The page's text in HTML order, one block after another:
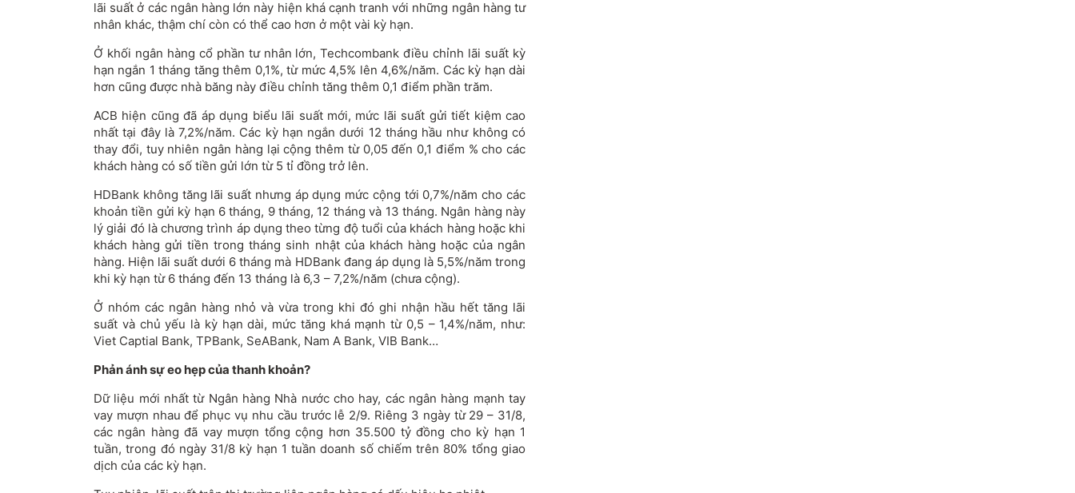
lãi suất ở các ngân hàng lớn này hiện khá cạnh tranh với những ngân hàng tư
nhân khác, thậm chí còn có thể cao hơn ở một vài kỳ hạn.
Ở khối ngân hàng cổ phần tư nhân lớn, Techcombank điều chỉnh lãi suất kỳ
hạn ngắn 1 tháng tăng thêm 0,1%, từ mức 4,5% lên 4,6%/năm. Các kỳ hạn dài
hơn cũng được nhà băng này điều chỉnh tăng thêm 0,1 điểm phần trăm.
ACB hiện cũng đã áp dụng biểu lãi suất mới, mức lãi suất gửi tiết kiệm cao
nhất tại đây là 7,2%/năm. Các kỳ hạn ngắn dưới 12 tháng hầu như không có
thay đổi, tuy nhiên ngân hàng lại cộng thêm từ 0,05 đến 0,1 điểm % cho các
khách hàng có số tiền gửi lớn từ 5 tỉ đồng trở lên.
HDBank không tăng lãi suất nhưng áp dụng mức cộng tới 0,7%/năm cho các
khoản tiền gửi kỳ hạn 6 tháng, 9 tháng, 12 tháng và 13 tháng. Ngân hàng này
lý giải đó là chương trình áp dụng theo từng độ tuổi của khách hàng hoặc khi
khách hàng gửi tiền trong tháng sinh nhật của khách hàng hoặc của ngân
hàng. Hiện lãi suất dưới 6 tháng mà HDBank đang áp dụng là 5,5%/năm trong
khi kỳ hạn từ 6 tháng đến 13 tháng là 6,3 – 7,2%/năm (chưa cộng).
Ở nhóm các ngân hàng nhỏ và vừa trong khi đó ghi nhận hầu hết tăng lãi
suất và chủ yếu là kỳ hạn dài, mức tăng khá mạnh từ 0,5 – 1,4%/năm, như:
Viet Captial Bank, TPBank, SeABank, Nam A Bank, VIB Bank…
Phản ánh sự eo hẹp của thanh khoản?
Dữ liệu mới nhất từ Ngân hàng Nhà nước cho hay, các ngân hàng mạnh tay
vay mượn nhau để phục vụ nhu cầu trước lễ 2/9. Riêng 3 ngày từ 29 – 31/8,
các ngân hàng đã vay mượn tổng cộng hơn 35.500 tỷ đồng cho kỳ hạn 1
tuần, trong đó ngày 31/8 kỳ hạn 1 tuần doanh số chiếm trên 80% tổng giao
dịch của các kỳ hạn.